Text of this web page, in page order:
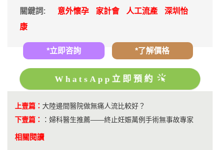
關鍵詞:
意外懷孕 家計會 人工流產
深圳怡
康
*立即咨詢 *了解價格
WhatsApp立即預約
上壹篇： 大陸邊間醫院做無痛人流比較好？
下壹篇：
： 婦科醫生推薦——終止妊娠萬例手術無事故專家
相關閱讀